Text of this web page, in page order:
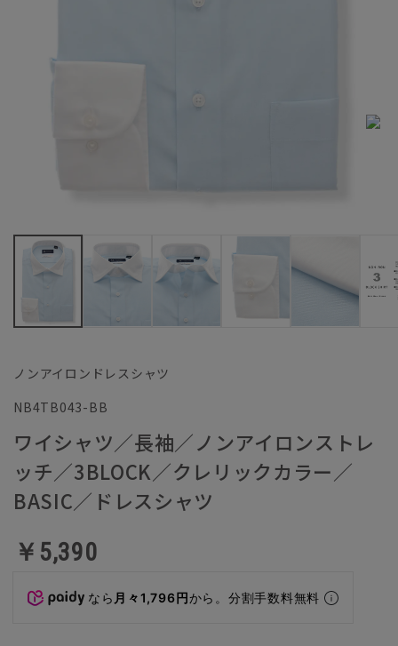
ノンアイロンドレスシャツ
NB4TB043-BB
ワイシャツ／長袖／ノンアイロンストレ
ッチ／3BLOCK／クレリックカラー／
BASIC／ドレスシャツ
￥5,390
なら 月々1,796円から。分割手数料無料